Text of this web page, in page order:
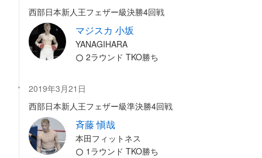
西部日本新人王フェザー級決勝4回戦
マジスカ 小坂
YANAGIHARA
2ラウンド TKO勝ち
2019年3月21日
西部日本新人王フェザー級準決勝4回戦
斉藤 愼哉
本田フィットネス
1ラウンド TKO勝ち